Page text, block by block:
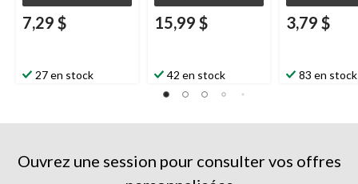
7,29 $
27 en stock
15,99 $
42 en stock
3,79 $
83 en stock
Ouvrez une session pour consulter vos offres